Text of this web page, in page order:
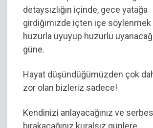
detaysızlığın içinde, gece yatağa
girdiğimizde içten içe söylenmek
huzurla uyuyup huzurlu
güne.
Hayat düşündüğümüzden çok
zor olan bizleriz sadece!
Kendinizi anlayacağınız ve
bırakacağınız kuralsız günlere…